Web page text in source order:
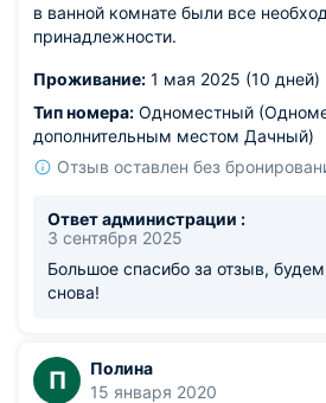
в ванной комнате были все
принадлежности.
Проживание: 1 мая 2025 (10 дней)
Тип номера: Одноместный
дополнительным местом Дачный)
Отзыв оставлен без
Ответ администрации :
3 сентября 2025
Большое спасибо за отзыв,
снова!
П
Полина
15 января 2020